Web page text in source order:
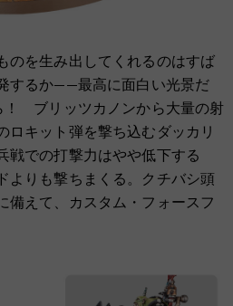
のを生み出してくれるのはすば
するか——最高に面白い光景だ
ブリッツカノンから大量の射
ロキット弾を撃ち込むダッカリ
戦での打撃力はやや低下する
よりも撃ちまくる。クチバシ頭
備えて、カスタム・フォースフ